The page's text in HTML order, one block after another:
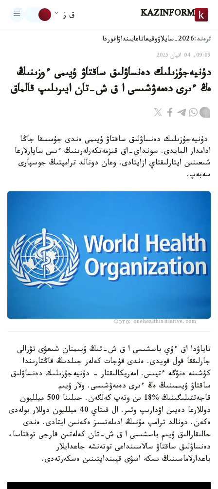
KAZINFORM ق ز
ترەند:2026-سايلاۋ وقيعاتاعايىنداۋاقوردا
09:09, 04 اقپان 2025
دۇنيەجۇزىلىك دەنساۋلىق ساقتاۋ ۇيىمى ءوزىنىڭ
ەڭ ءىرى دەمەۋشىسى ا ق ش-تان ايىرىلىپ قالماق
دۇنيەجۇزىلىك دەنساۋلىق ساقتاۋ ۇيىمى ەندى جۇمىسقا جاڭا
ادامدار المايدى. سونداي-اق قىزمەتكەرلەرىنىڭ ءىس ساپارلارعا
شىعىنىن ايتارلىقتاي ازايتادى. وعان دونالد ترامپتىڭ جوسپارى
سەبەپ.
Фото: onehealthinitiative.com
تاياۋدا اق ءۇي باسشىسى ا ق ش-تىڭ ۇيىمنان شىعۋى تۋرالى
جارلىققا قول قويدى. ەندى قۇجات كەلەر جىلدىڭ قاڭتارىندا
كۇشىنە ەنۋگە ءتيىس. امەريكالىقتار - دۇنيەجۇزىلىك دەنساۋلىق
ساقتاۋ ۇيىمىنىڭ ەڭ ءىرى دەمەۋشىسى. ولار ۇيىم
قاجەتتىلىگىنىڭ %18 ىن وتەپ كەلگەن. جىلىنا 500 ميلليون
دوللارعا دەيىن اۋدارىپ وتىر. ال قىتاي 40 ميلليون دوللار بولەدى
ەكەن. دونالد ترامپ مۇنىڭ ادىلەتسىز ەكەنىن ايتادى. ەندى
حالىقارالىق ۇيىم باسشىسى ا ق ش-تان كەلەتىن قارجى توقتاسا،
دەنساۋلىق ساقتاۋ سالاسىنداعى توتەنشە جاعدايلار
باعدارلاماسىنىڭ ىسكە اسۋى قيىندايتىنىن ەسكەرتەدى.